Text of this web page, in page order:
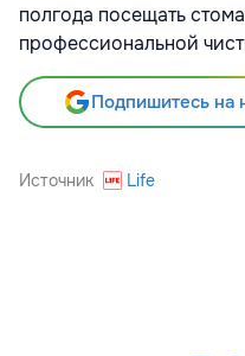
полгода посещать
профессиональной
Подпишитесь на
Источник Life